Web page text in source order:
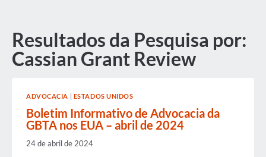
Resultados da Pesquisa por:
Cassian Grant Review
ADVOCACIA ESTADOS UNIDOS
Boletim Informativo de Advocacia da
GBTA nos EUA – abril de 2024
24 de abril de 2024